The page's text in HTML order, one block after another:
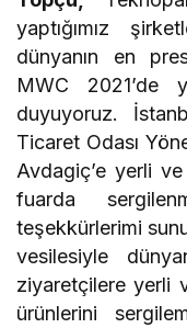
yaptığımız
dünyanın en
MWC 2021’de
duyuyoruz.
Ticaret Odası
Avdagiç’e yerli
fuarda
teşekkürlerimi
vesilesiyle
ziyaretçilere yerli
ürünlerini